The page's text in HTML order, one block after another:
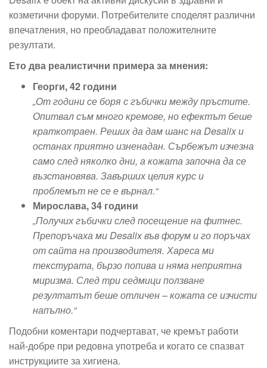
козметични форуми. Потребителите споделят различни
впечатления, но преобладават положителните
резултати.
Ето два реалистични примера за мнения:
Георги, 42 години
„От години се боря с гъбички между пръстите.
Опитвал съм много кремове, но ефектът беше
краткотраен. Реших да дам шанс на Desalix и
останах приятно изненадан. Сърбежът изчезна
само след няколко дни, а кожата започна да се
възстановява. Завърших целия курс и
проблемът не се е върнал.“
Мирослава, 34 години
„Получих гъбички след посещение на фитнес.
Препоръчаха ми Desalix във форум и го поръчах
от сайта на производителя. Хареса ми
текстурата, бързо попива и няма неприятна
миризма. След три седмици ползване
резултатът беше отличен – кожата се изчисти
напълно.“
Подобни коментари подчертават, че кремът работи
най-добре при редовна употреба и когато се спазват
инструкциите за хигиена.